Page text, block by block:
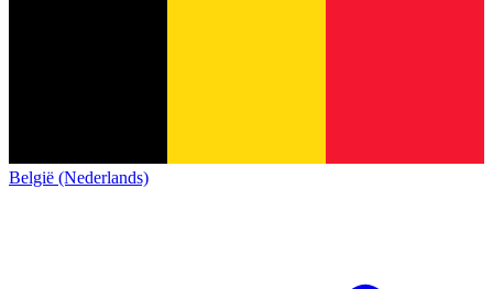
België (Nederlands)